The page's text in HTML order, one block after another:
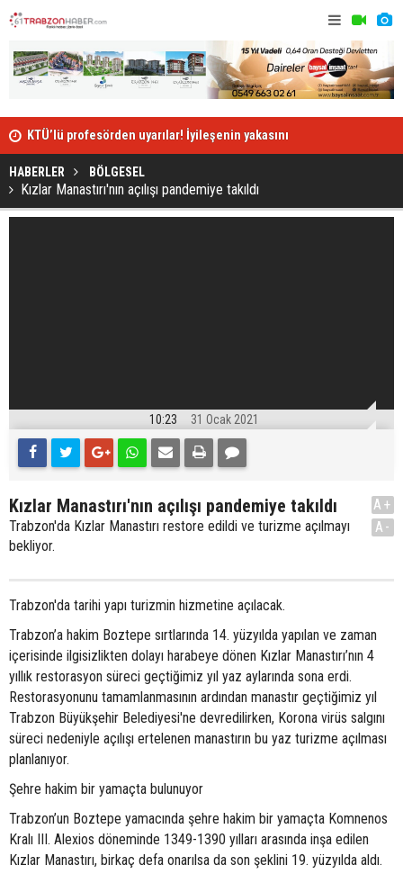
KTÜ’lü profesörden uyarılar! İyileşenin yakasını
bırakmıyor!
HABERLER BÖLGESEL
Kızlar Manastırı'nın açılışı pandemiye takıldı
10:23 31 Ocak 2021
Kızlar Manastırı'nın açılışı pandemiye takıldı
Trabzon'da Kızlar Manastırı restore edildi ve turizme açılmayı
bekliyor.
A+
A-
Trabzon'da tarihi yapı turizmin hizmetine açılacak.
Trabzon’a hakim Boztepe sırtlarında 14. yüzyılda yapılan ve zaman
içerisinde ilgisizlikten dolayı harabeye dönen Kızlar Manastırı’nın 4
yıllık restorasyon süreci geçtiğimiz yıl yaz aylarında sona erdi.
Restorasyonunu tamamlanmasının ardından manastır geçtiğimiz yıl
Trabzon Büyükşehir Belediyesi'ne devredilirken, Korona virüs salgını
süreci nedeniyle açılışı ertelenen manastırın bu yaz turizme açılması
planlanıyor.
Şehre hakim bir yamaçta bulunuyor
Trabzon’un Boztepe yamacında şehre hakim bir yamaçta Komnenos
Kralı III. Alexios döneminde 1349-1390 yılları arasında inşa edilen
Kızlar Manastırı, birkaç defa onarılsa da son şeklini 19. yüzyılda aldı.